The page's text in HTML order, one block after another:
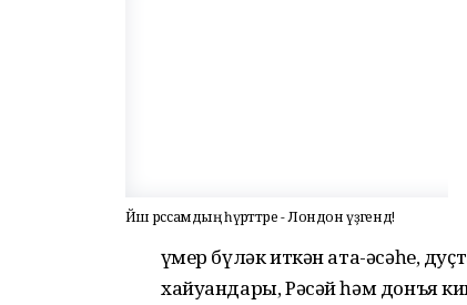
Йәш рәссамдың һүрәттәре - Лондон үҙәгендә!
Ғүмер бүләк иткән ата-әсәһе,
хайуандары, Рәсәй һәм донъя